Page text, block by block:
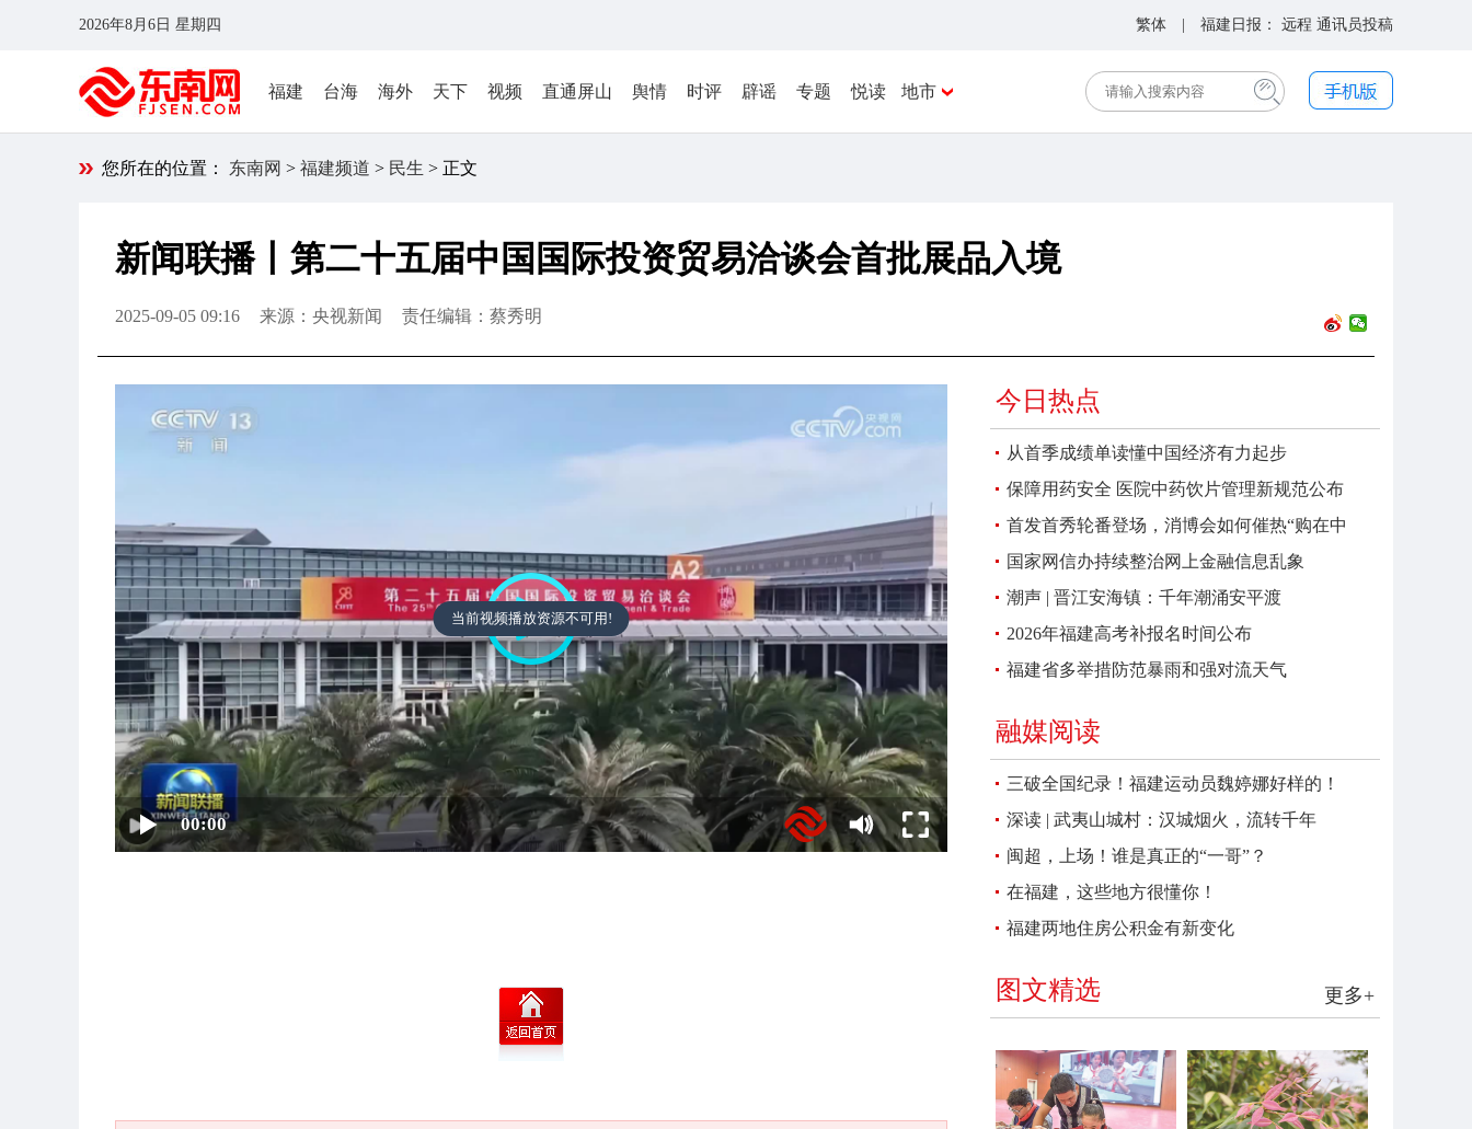
2026年8月6日 星期四 繁体 | 福建日报： 远程 通讯员投稿
福建 台海 海外 天下 视频 直通屏山 舆情 时评 辟谣 专题 悦读 地市
您所在的位置： 东南网 > 福建频道 > 民生 > 正文
新闻联播丨第二十五届中国国际投资贸易洽谈会首批展品入境
2025-09-05 09:16 来源：央视新闻 责任编辑：蔡秀明
当前视频播放资源不可用!
00:00
今日热点
从首季成绩单读懂中国经济有力起步
保障用药安全 医院中药饮片管理新规范公布
首发首秀轮番登场，消博会如何催热“购在中
国”？
国家网信办持续整治网上金融信息乱象
潮声 | 晋江安海镇：千年潮涌安平渡
2026年福建高考补报名时间公布
福建省多举措防范暴雨和强对流天气
融媒阅读
三破全国纪录！福建运动员魏婷娜好样的！
深读 | 武夷山城村：汉城烟火，流转千年
闽超，上场！谁是真正的“一哥”？
在福建，这些地方很懂你！
福建两地住房公积金有新变化
更多+
图文精选